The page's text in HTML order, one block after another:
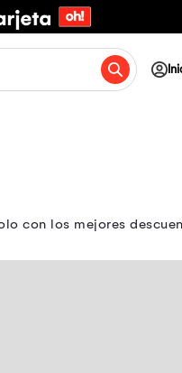
con los mejores